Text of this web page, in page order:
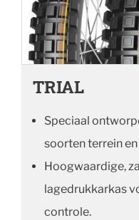
TRIAL
Speciaal
soorten terrein
Hoogwaardige,
lagedrukkarkas
controle.